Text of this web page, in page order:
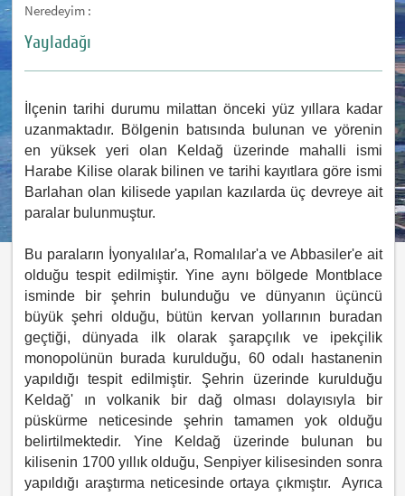
Neredeyim :
Yayladağı
İlçenin tarihi durumu milattan önceki yüz yıllara kadar
uzanmaktadır. Bölgenin batısında bulunan ve yörenin
en yüksek yeri olan Keldağ üzerinde mahalli ismi
Harabe Kilise olarak bilinen ve tarihi kayıtlara göre ismi
Barlahan olan kilisede yapılan kazılarda üç devreye ait
paralar bulunmuştur.
Bu paraların İyonyalılar'a, Romalılar'a ve Abbasiler'e ait
olduğu tespit edilmiştir. Yine aynı bölgede Montblace
isminde bir şehrin bulunduğu ve dünyanın üçüncü
büyük şehri olduğu, bütün kervan yollarının buradan
geçtiği, dünyada ilk olarak şarapçılık ve ipekçilik
monopolünün burada kurulduğu, 60 odalı hastanenin
yapıldığı tespit edilmiştir. Şehrin üzerinde kurulduğu
Keldağ' ın volkanik bir dağ olması dolayısıyla bir
püskürme neticesinde şehrin tamamen yok olduğu
belirtilmektedir. Yine Keldağ üzerinde bulunan bu
kilisenin 1700 yıllık olduğu, Senpiyer kilisesinden sonra
yapıldığı araştırma neticesinde ortaya çıkmıştır. Ayrıca